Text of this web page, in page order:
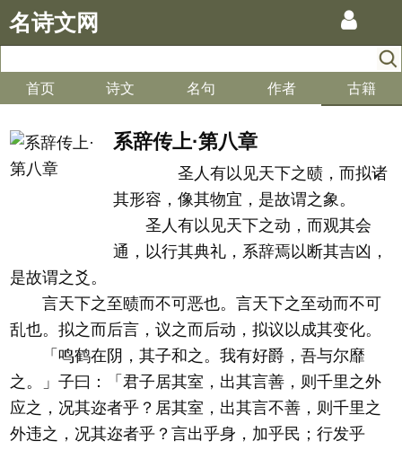
名诗文网
首页 诗文 名句 作者 古籍
系辞传上·第八章
圣人有以见天下之赜，而拟诸
其形容，像其物宜，是故谓之象。
圣人有以见天下之动，而观其会
通，以行其典礼，系辞焉以断其吉凶，
是故谓之爻。
言天下之至赜而不可恶也。言天下之至动而不可
乱也。拟之而后言，议之而后动，拟议以成其变化。
「鸣鹤在阴，其子和之。我有好爵，吾与尔靡
之。」子曰：「君子居其室，出其言善，则千里之外
应之，况其迩者乎？居其室，出其言不善，则千里之
外违之，况其迩者乎？言出乎身，加乎民；行发乎